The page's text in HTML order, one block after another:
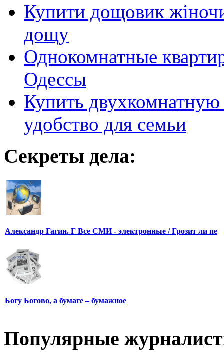
Купити дощовик
дощу
Однокомнатные
Одессы
Купить
удобство для семьи
Секреты дела:
Александр Гагин. Г Все СМИ - электронные / Грозит ли пе
Богу Богово, а бумаге – бумажное
Популярные